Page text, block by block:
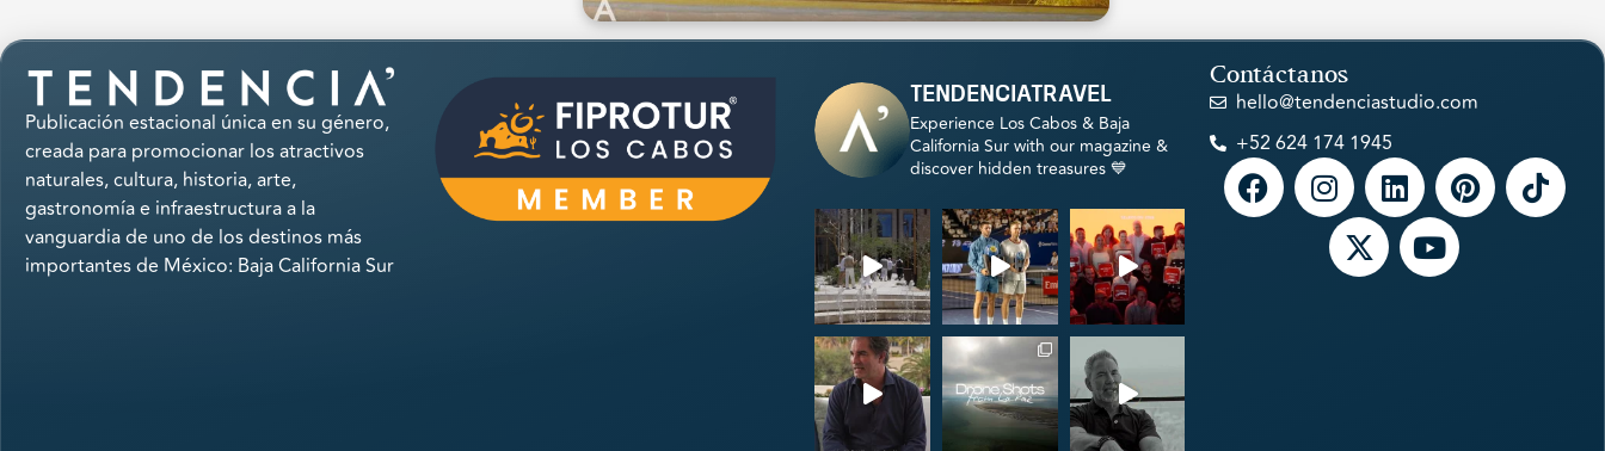
Publicación estacional única en su género,
creada para promocionar los atractivos
naturales, cultura, historia, arte,
gastronomía e infraestructura a la
vanguardia de uno de los destinos más
importantes de México: Baja California Sur
tendenciatravel
Experience Los Cabos & Baja
California Sur with our magazine &
discover hidden treasures 💙
Contáctanos
hello@tendenciastudio.com
+52 624 174 1945